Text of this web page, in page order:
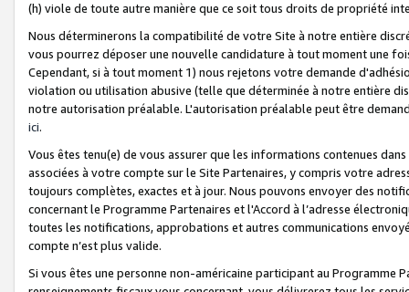
(h) viole de toute autre manière que ce soit tous droits de propriété
Nous déterminerons la compatibilité de votre Site à notre entière
vous pourrez déposer une nouvelle candidature à tout moment une
Cependant, si à tout moment 1) nous rejetons votre demande
violation ou utilisation abusive (telle que déterminée à notre entière
notre autorisation préalable. L'autorisation préalable peut être
ici.
Vous êtes tenu(e) de vous assurer que les informations contenues
associées à votre compte sur le Site Partenaires, y compris votre
toujours complètes, exactes et à jour. Nous pouvons envoyer des
concernant le Programme Partenaires et l'Accord à l’adresse
toutes les notifications, approbations et autres communications
compte n’est plus valide.
Si vous êtes une personne non-américaine participant au